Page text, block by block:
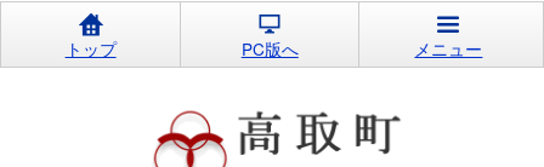
トップ PC版へ メニュー